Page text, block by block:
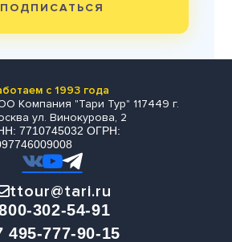
ПОДПИСАТЬСЯ
с 1993 года
Компания "Тари Тур" 117449 г.
ул. Винокурова, 2
7710745032 ОГРН:
ttour@tari.ru
302-54-91
495-777-90-15